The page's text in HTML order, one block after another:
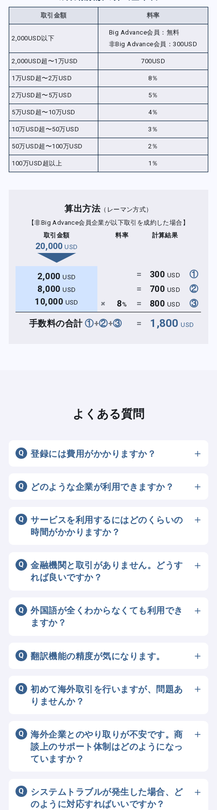
取引金額 料率
2,000USD以下
Big Advance会員：無料
非Big Advance会員：300USD
2,000USD超〜1万USD 700USD
1万USD超〜2万USD 8％
2万USD超〜5万USD 5％
5万USD超〜10万USD 4％
10万USD超〜50万USD 3％
50万USD超〜100万USD 2％
100万USD超以上 1％
算出方法（レーマン方式）
【非Big Advance会員企業が以下取引を成約した場合】
取引金額
料率 計算結果
20,000USD
2,000USD = 300 USD
①
8,000USD = 700 USD
②
10,000 USD + 8% = 800 USD
③
手数料の合計①+②+③ = 1,800USD
よくある質問
登録には費用がかかりますか？
どのような企業が利用できますか？
融機関のお客様である日本の企業および東
南アジアの企業が対象です。
サービスを利用するにはどのくらいの
時間がかかりますか？
査後すぐに開始できます。
※審査の結果、ご希望に添えないこともご
金融機関と取引がありません。どうす
れば良いですか？
るために、各国の法令に従い本人確認等を
行った金融機関のお客様の紹介に限定して
います。そのため、該当する金融機関での
外国語が全くわからなくても利用でき
ますか？
だけでスムーズに商談が可能です。また、
案件情報も、原文と翻訳文を1クリックで
翻訳機能の精度が気になります。
を使用しています。
初めて海外取引を行いますが、問題あ
りませんか？
サポートします。
ご不明な点があれば、BIG ADVANCE
GLOBAL事務局までお問い合わせくださ
海外企業とのやり取りが不安です。商
談上のサポート体制はどのようになっ
ていますか？
します。
システムトラブルが発生した場合、ど
のように対応すればいいですか？